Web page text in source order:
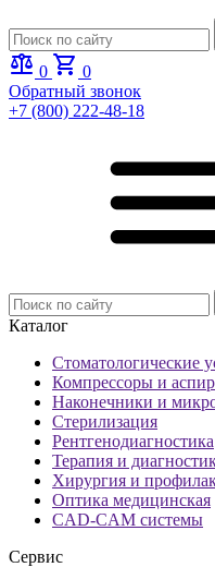
0
0
Обратный звонок
+7 (800) 222-48-18
Каталог
Стоматологические
Компрессоры и
Наконечники и
Стерилизация
Рентгенодиагностика
Терапия и
Хирургия и
Оптика медицинская
CAD-CAM системы
Сервис